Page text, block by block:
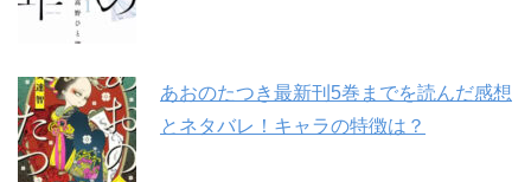
あおのたつき最新刊5巻までを読んだ感想
とネタバレ！キャラの特徴は？